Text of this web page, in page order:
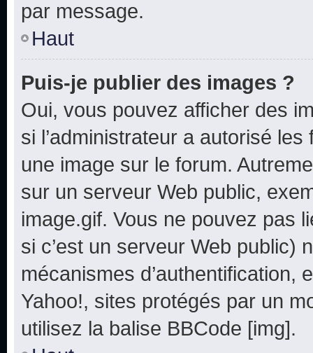
par message.
Haut
Puis-je publier des images ?
Oui, vous pouvez afficher des
si l’administrateur a autorisé
une image sur le forum.
sur un serveur Web public,
image.gif. Vous ne pouvez pas
si c’est un serveur Web public)
mécanismes d’authentification,
Yahoo!, sites protégés par un
utilisez la balise BBCode [img].